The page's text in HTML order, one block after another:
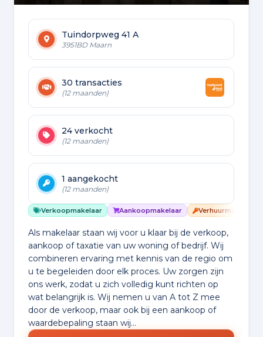
Tuindorpweg 41 A
3951BD Maarn
30 transacties
(12 maanden)
24 verkocht
(12 maanden)
1 aangekocht
(12 maanden)
Verkoopmakelaar Aankoopmakelaar Verhuurmakelaar
Als makelaar staan wij voor u klaar bij de verkoop,
aankoop of taxatie van uw woning of bedrijf. Wij
combineren ervaring met kennis van de regio om
u te begeleiden door elk proces. Uw zorgen zijn
ons werk, zodat u zich volledig kunt richten op
wat belangrijk is. Wij nemen u van A tot Z mee
door de verkoop, maar ook bij een aankoop of
waardebepaling staan wij...